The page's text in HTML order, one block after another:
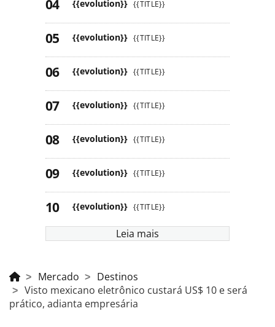
{{evolution}} {{TITLE}}
{{evolution}} {{TITLE}}
{{evolution}} {{TITLE}}
{{evolution}} {{TITLE}}
{{evolution}} {{TITLE}}
{{evolution}} {{TITLE}}
{{evolution}} {{TITLE}}
Leia mais
Mercado
Destinos
Visto mexicano eletrônico custará US$ 10 e será
prático, adianta empresária